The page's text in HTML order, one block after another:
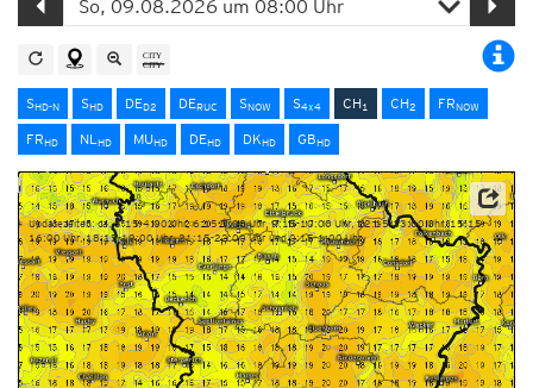
SHD-N SHD DED2 DERUC SNOW S4x4 CH1 CH2 FRNOW
FRHD NLHD MUHD DEHD DKHD GBHD
Updatezeiten: ca. 3:15-4:00 Uhr, 6:15-7:00 Uhr, 9:15-10:00 Uhr, 12:15-13:00 Uhr, 15:15-
16:00 Uhr, 18:15-19:00 Uhr, 21:15-22:00 Uhr und 0:15-1:00 Uhr
Quelle: MeteoSchweiz